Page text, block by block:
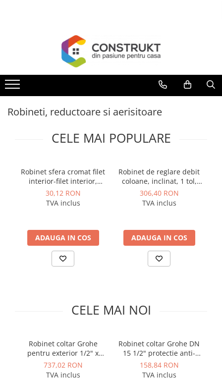
Termoseminee, seminee si sobe
Cazane pe combustibil solid
Cazane pe combustibil gazos/lichid
Aeroterme si destratificatoare de
Radiatoare si convectoare
Incalzire in pardoseala
Panouri radiante si incalzitoare cu
Schimbatoare de caldura
Pompe de caldura
Generatoare de abur
egalizare
Pompe de circulatie si accesorii
Vase de expansiune termice
Robineti, reductoare si aerisitoare
CELE MAI POPULARE
Robinet sfera cromat filet
interior-filet interior,
maner fluture, rosu 1/2,
Giacomini
30,12 RON
TVA inclus
ADAUGA IN COS
Robinet de reglare debit
coloane, inclinat, 1 tol,
Herz
306,40 RON
TVA inclus
ADAUGA IN COS
CELE MAI NOI
Robinet coltar Grohe
pentru exterior 1/2" x
1/2" protectie anti-reflux,
protectie anti-inghet,
737,02 RON
TVA inclus
Robinet coltar Grohe DN
15 1/2" protectie anti-
reflux, crom
158,84 RON
TVA inclus